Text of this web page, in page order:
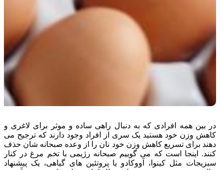
در بین همه افرادی که به دنبال راهی ساده و موثر برای لاغری و
کاهش وزن خود هستید یک سری از افراد وجود دارند که ترجیح می
دهند برای تسریع کاهش وزن خود نان را از وعده صبحانه شان حذف
کنند. اینجا است که می گوییم صبحانه رژیمی با تخم مرغ در کنار
سبزیجات مثل کینوا، آووکادو یا پروتئین های گیاهی، یک پیشنهاد